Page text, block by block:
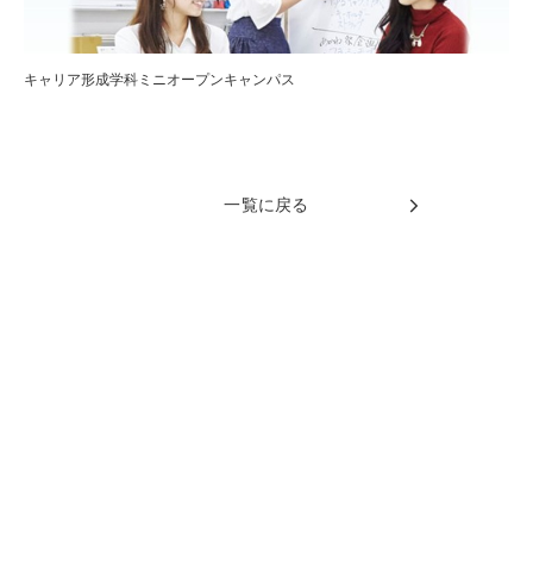
キャリア形成学科ミニオープンキャンパス
一覧に戻る